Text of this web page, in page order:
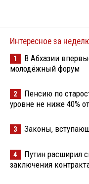
Интересное за
1
В Абхазии
молодёжный форум
2
Пенсию по
уровне не ниже 40%
3 Законы,
4
Путин расширил
заключения